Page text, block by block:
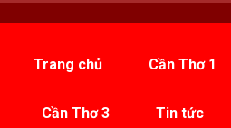
Trang chủ Cần Thơ 1
Cần Thơ 3 Tin tức